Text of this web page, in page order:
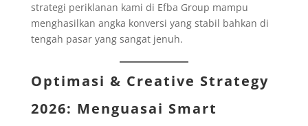
strategi periklanan kami di Efba Group mampu
menghasilkan angka konversi yang stabil bahkan di
tengah pasar yang sangat jenuh.
Optimasi & Creative Strategy
2026: Menguasai Smart